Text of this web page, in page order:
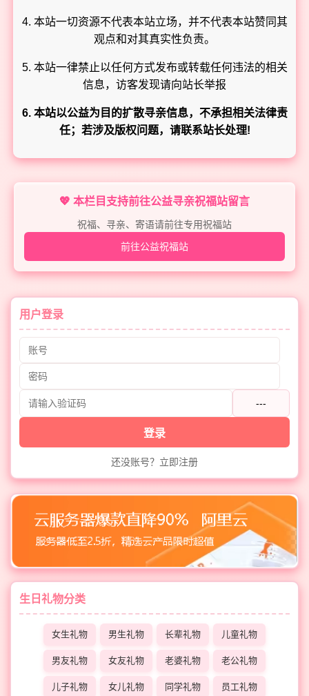
4. 本站一切资源不代表本站立场，并不代表本站赞同其
观点和对其真实性负责。
5. 本站一律禁止以任何方式发布或转载任何违法的相关
信息，访客发现请向站长举报
6. 本站以公益为目的扩散寻亲信息，不承担相关法律责
任；若涉及版权问题，请联系站长处理!
💖 本栏目支持前往公益寻亲祝福站留言
祝福、寻亲、寄语请前往专用祝福站
前往公益祝福站
用户登录
---
登录
还没账号？立即注册
生日礼物分类
女生礼物 男生礼物 长辈礼物 儿童礼物
男友礼物 女友礼物 老婆礼物 老公礼物
儿子礼物 女儿礼物 同学礼物 员工礼物